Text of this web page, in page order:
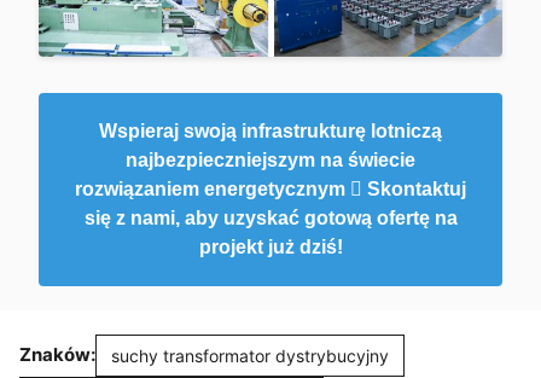
Wspieraj swoją infrastrukturę lotniczą
najbezpieczniejszym na świecie
rozwiązaniem energetycznym  Skontaktuj
się z nami, aby uzyskać gotową ofertę na
projekt już dziś!
Znaków: suchy transformator dystrybucyjny